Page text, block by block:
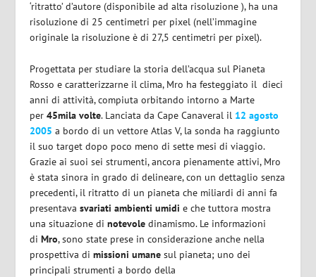
‘ritratto’ d’autore (disponibile ad alta risoluzione ), ha una
risoluzione di 25 centimetri per pixel (nell’immagine
originale la risoluzione è di 27,5 centimetri per pixel).
Progettata per studiare la storia dell’acqua sul Pianeta
Rosso e caratterizzarne il clima, Mro ha festeggiato il dieci
anni di attività, compiuta orbitando intorno a Marte
per45mila volte. Lanciata da Cape Canaveral il 12 agosto
2005 a bordo di un vettore Atlas V, la sonda ha raggiunto
il suo target dopo poco meno di sette mesi di viaggio.
Grazie ai suoi sei strumenti, ancora pienamente attivi, Mro
è stata sinora in grado di delineare, con un dettaglio senza
precedenti, il ritratto di un pianeta che miliardi di anni fa
presentavasvariati ambienti umidi e che tuttora mostra
una situazione dinotevoledinamismo. Le informazioni
diMro, sono state prese in considerazione anche nella
prospettiva dimissioni umanesul pianeta; uno dei
principali strumenti a bordo della